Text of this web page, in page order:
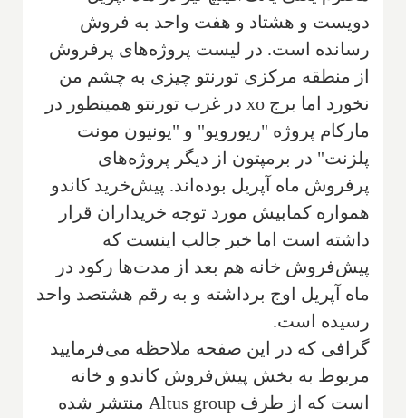
دويست و هشتاد و هفت واحد به فروش
رسانده است. در ليست پروژه‌هاى پر‌فروش
از منطقه مرکزى تورنتو چيزى به چشم من
نخورد اما برج xo در غرب تورنتو همينطور در
مارکام پروژه "ريورويو" و "يونيون مونت
پلزنت" در برمپتون از ديگر پروژه‌هاى
پر‌فروش ماه آپريل بوده‌اند. پيش‌خريد کاندو
همواره کمابيش مورد توجه خريداران قرار
داشته است اما خبر جالب اينست که
پيش‌فروش خانه هم بعد از مدت‌ها رکود در
ماه آپريل اوج برداشته و به رقم هشتصد واحد
رسيده است‌.
گرافى که در اين صفحه ملاحظه مى‌فرماييد
مربوط به بخش پيش‌فروش کاندو و خانه
است که از طرف Altus group منتشر شده